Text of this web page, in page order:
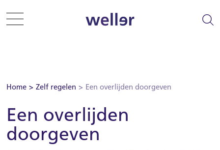
Sla menu over
Ga direct naar hoofdnavigatie
Ga direct naar footer
Zelf regelen
Informatie en tips
Woning zoeken
Home Zelf regelen Een overlijden doorgeven
Een overlijden
doorgeven